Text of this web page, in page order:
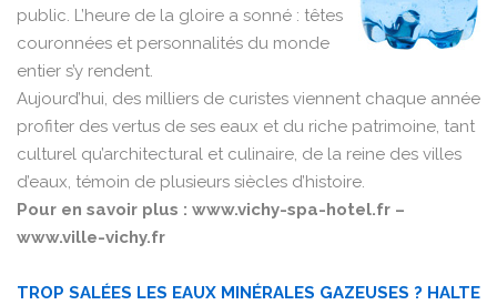
public. L’heure de la gloire a sonné : têtes
couronnées et personnalités du monde
entier s’y rendent.
Aujourd’hui, des milliers de curistes viennent chaque année
profiter des vertus de ses eaux et du riche patrimoine, tant
culturel qu’architectural et culinaire, de la reine des villes
d’eaux, témoin de plusieurs siècles d’histoire.
Pour en savoir plus : www.vichy-spa-hotel.fr –
www.ville-vichy.fr
TROP SALÉES LES EAUX MINÉRALES GAZEUSES ? HALTE